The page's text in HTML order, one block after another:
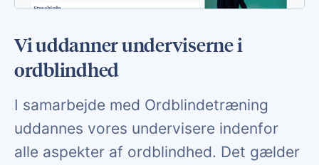
Vi uddanner underviserne i
ordblindhed
I samarbejde med Ordblindetræning
uddannes vores undervisere indenfor
alle aspekter af ordblindhed. Det gælder